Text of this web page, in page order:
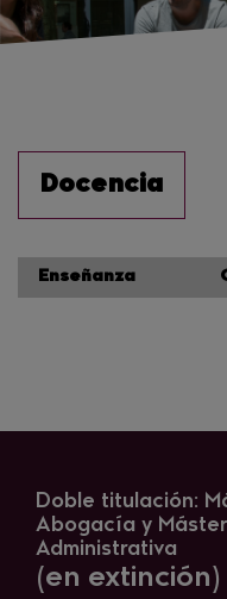
Docencia
Enseñanza
Doble titulación:
Abogacía y
Administrativa
(en extinción)